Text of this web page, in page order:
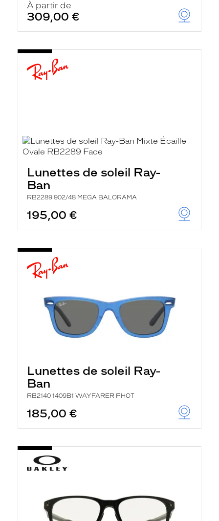
À partir de
309,00 €
Lunettes de soleil Ray-
Ban
RB2289 902/48 MEGA BALORAMA
195,00 €
Lunettes de soleil Ray-
Ban
RB2140 1409B1 WAYFARER PHOT
185,00 €